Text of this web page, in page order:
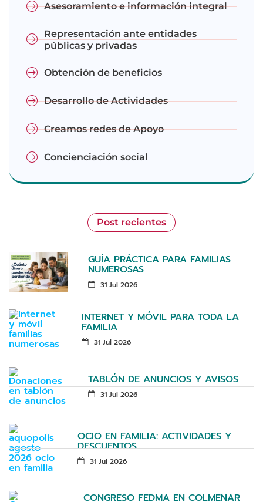
Asesoramiento e información integral
Representación ante entidades
públicas y privadas
Obtención de beneficios
Desarrollo de Actividades
Creamos redes de Apoyo
Concienciación social
Post recientes
GUÍA PRÁCTICA PARA FAMILIAS
NUMEROSAS
31 Jul 2026
INTERNET Y MÓVIL PARA TODA LA
FAMILIA
31 Jul 2026
TABLÓN DE ANUNCIOS Y AVISOS
31 Jul 2026
OCIO EN FAMILIA: ACTIVIDADES Y
DESCUENTOS
31 Jul 2026
CONGRESO FEDMA EN COLMENAR